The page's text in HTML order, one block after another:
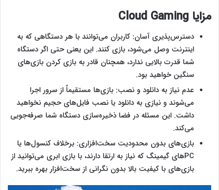
مزایا Cloud Gaming
دسترس‌پذیری آسان: کاربران می‌توانند با هر دستگاهی که به
اینترنت وصل می‌شود، بازی کنند. این یعنی حتی اگر دستگاه
شما قدرت بالایی ندارد، همچنان قادر به بازی کردن بازی‌های
سنگین خواهید بود.
عدم نیاز به دانلود و نصب: بازی‌ها مستقیماً از سرور اجرا
می‌شوند و نیازی به دانلود یا نصب فایل‌های حجیم نخواهید
داشت. این مسئله در فضا ذخیره‌سازی دستگاه شما صرفه‌جویی
می‌کند.
بازی‌های بدون محدودیت سخت‌افزاری: برخلاف کنسول‌ها یا
PCهای گیمینگ که نیاز به ارتقا دارند، با بازی ابری می‌توانید از
بازی‌های با کیفیت بالا بدون نگرانی از سخت‌افزار بهره ببرید.